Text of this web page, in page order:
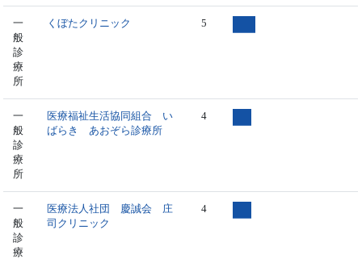
一
般
診
療
所
くぼたクリニック 5
一
般
診
療
所
医療福祉生活協同組合 い
ばらき あおぞら診療所
4
一
般
診
療
医療法人社団 慶誠会 庄
司クリニック
4